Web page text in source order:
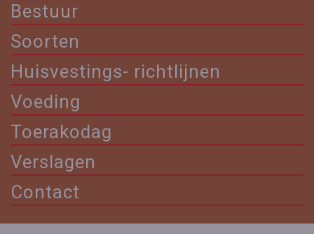
Bestuur
Soorten
Huisvestings- richtlijnen
Voeding
Toerakodag
Verslagen
Contact